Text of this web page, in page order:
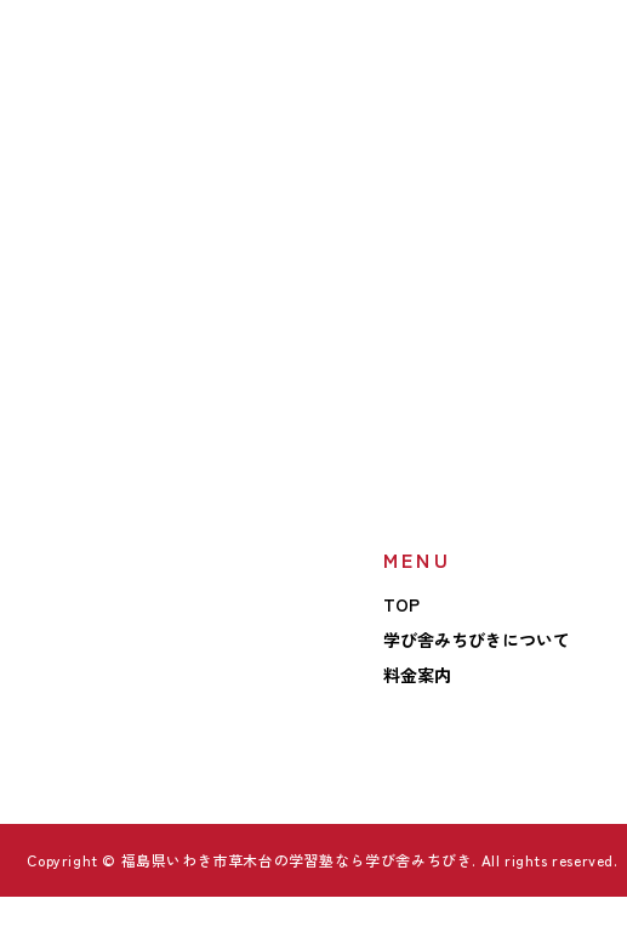
MENU
TOP
学び舎みちびきについて
料金案内
Copyright © 福島県いわき市草木台の学習塾なら学び舎みちびき. All rights reserved.